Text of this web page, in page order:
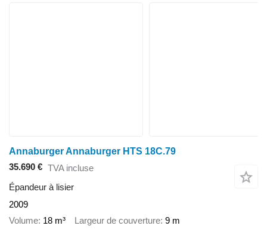
Annaburger Annaburger HTS 18C.79
35.690 € TVA incluse
Épandeur à lisier
2009
Volume 18 m³ Largeur de couverture 9 m